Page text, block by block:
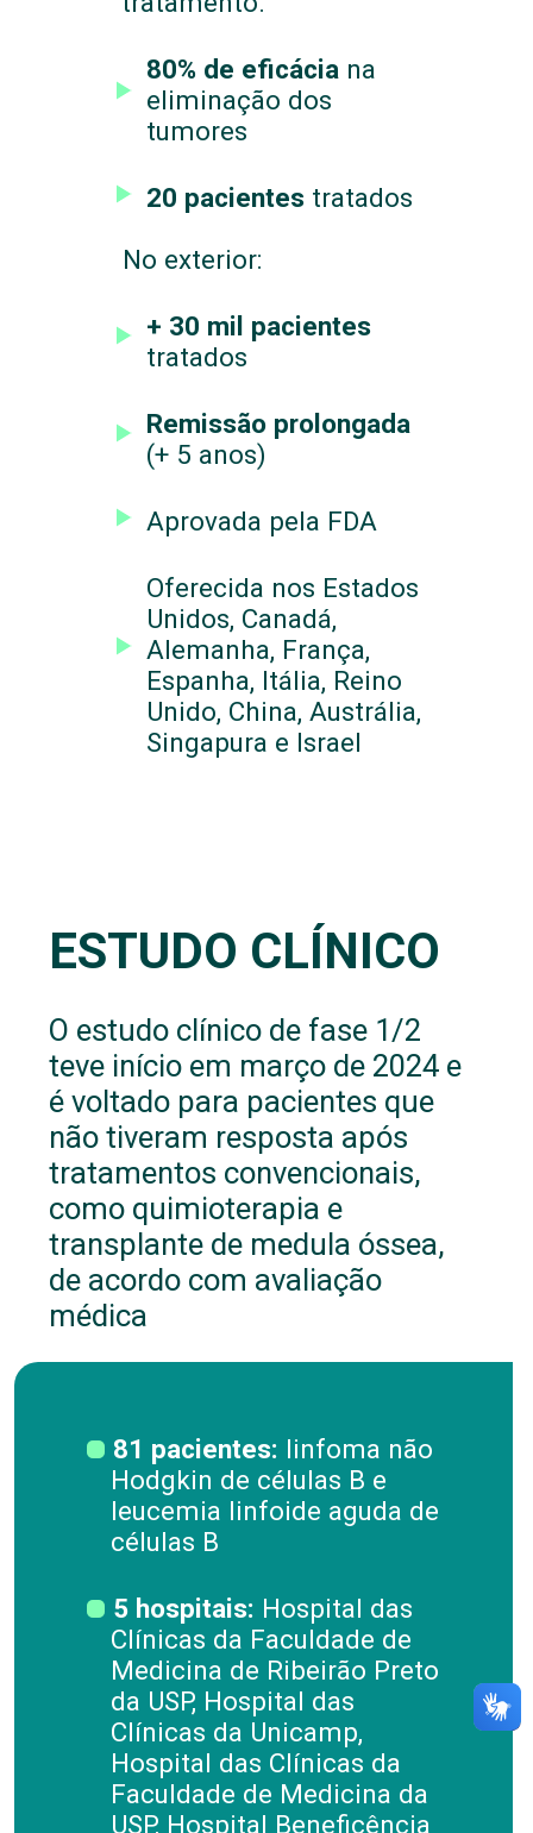
80% de eficácia na
eliminação dos
tumores
20 pacientes tratados
No exterior:
+ 30 mil pacientes
tratados
Remissão prolongada
(+ 5 anos)
Aprovada pela FDA
Oferecida nos Estados
Unidos, Canadá,
Alemanha, França,
Espanha, Itália, Reino
Unido, China, Austrália,
Singapura e Israel
ESTUDO CLÍNICO
O estudo clínico de fase 1/2
teve início em março de 2024 e
é voltado para pacientes que
não tiveram resposta após
tratamentos convencionais,
como quimioterapia e
transplante de medula óssea,
de acordo com avaliação
médica
81 pacientes: linfoma não
Hodgkin de células B e
leucemia linfoide aguda de
células B
5 hospitais: Hospital das
Clínicas da Faculdade de
Medicina de Ribeirão Preto
da USP, Hospital das
Clínicas da Unicamp,
Hospital das Clínicas da
Faculdade de Medicina da
USP, Hospital Beneficência